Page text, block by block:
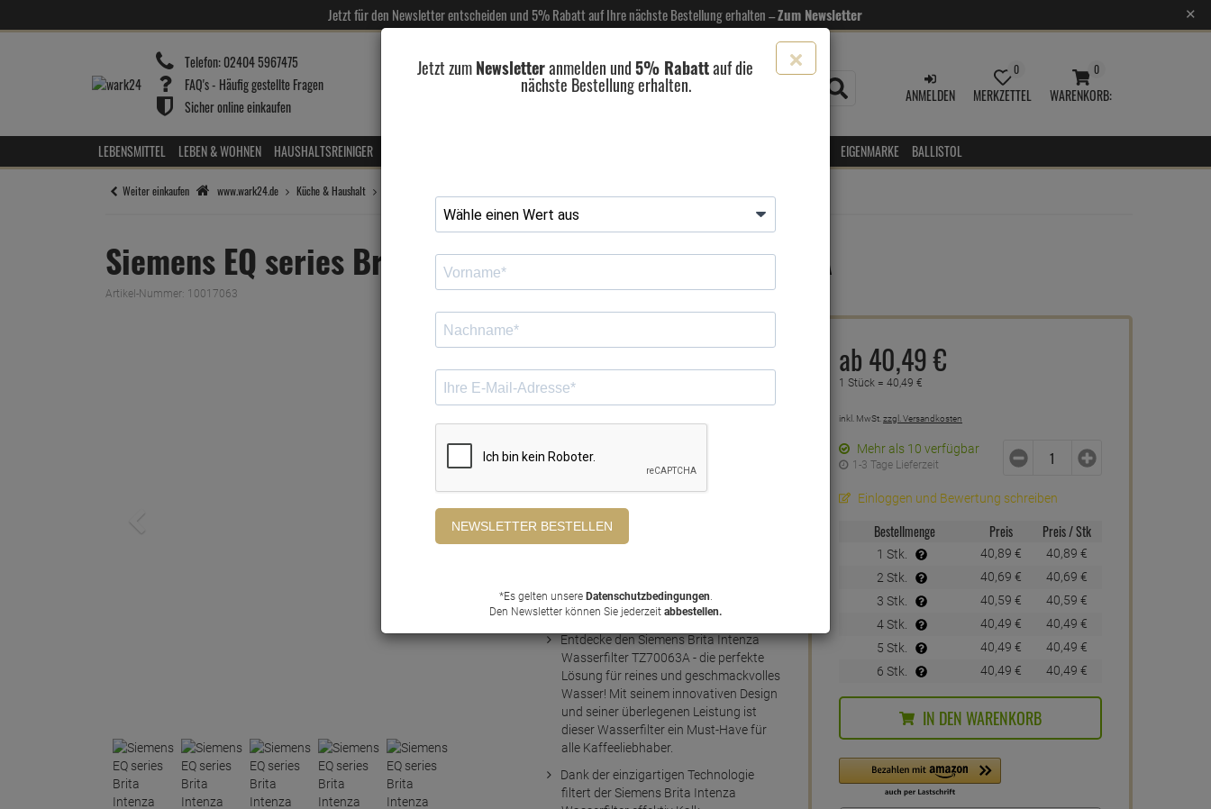
Jetzt für den Newsletter entscheiden und 5% Rabatt auf Ihre nächste Bestellung erhalten –Zum Newsletter ✕
Telefon:02404 5967475
FAQ's - Häufig gestellte Fragen
Sicher online einkaufen
ANMELDEN
ANMELDEN
MERKZETTEL
AUFKLAPPEN
0
MERKZETTEL
WARENKORB
AUFKLAPPEN
0
WARENKORB:
LEBENSMITTEL LEBEN & WOHNEN HAUSHALTSREINIGER EIGENMARKE BALLISTOL
Weiter einkaufen www.wark24.de Küche & Haushalt
Siemens EQ series Brita Intenza Wasserfilter TZ70063A
Artikel-Nummer: 10017063
Der Siemens Brita Intenza Wasserfilter
TZ70063A ist die perfekte Lösung für
alle, die Wert auf qualitativ
Filter kannst du sicherstellen, dass dein
Kaffee oder Tee immer mit bestem
Wasser zubereitet wird.
Der Filter reduziert effektiv
Kalkablagerungen und verbessert den
Wasserfilter schnell einsatzbereit und
sorgt für eine langanhaltende Leistung.
Entdecke den Siemens Brita Intenza
Wasserfilter TZ70063A - die perfekte
Lösung für reines und geschmackvolles
Wasser! Mit seinem innovativen Design
und seiner überlegenen Leistung ist
dieser Wasserfilter ein Must-Have für
alle Kaffeeliebhaber.
Dank der einzigartigen Technologie
filtert der Siemens Brita Intenza
ab 40,49€
1 Stück = 40,49 €
inkl. MwSt. zzgl. Versandkosten
Mehr als 10 verfügbar
1-3 Tage Lieferzeit
Einloggen und Bewertung schreiben
Bestellmenge Preis Preis / Stk
1 Stk. 40, 89 € 40, 89 €
2 Stk.
40, 69 € 40, 69 €
3 Stk.
40, 59 € 40, 59 €
4 Stk.
40, 49 € 40, 49 €
5 Stk.
40, 49 € 40, 49 €
6 Stk.
40, 49 € 40, 49 €
IN DEN WARENKORB
Jetzt zumNewsletteranmelden und5% Rabattauf die
nächste Bestellung erhalten.
*Es gelten unsere Datenschutzbedingungen.
Den Newsletter können Sie jederzeit abbestellen.